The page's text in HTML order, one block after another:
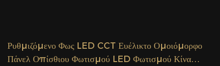
Ρυθμιζόμενο Φως LED CCT Ευέλικτο Ομοιόμορφο
Πάνελ Οπίσθιου Φωτισμού LED Φωτισμού Κίνα